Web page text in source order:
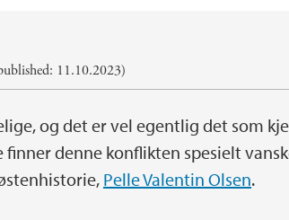
11.10.2023)
og det er vel egentlig det som
denne konflikten spesielt
Pelle Valentin Olsen.